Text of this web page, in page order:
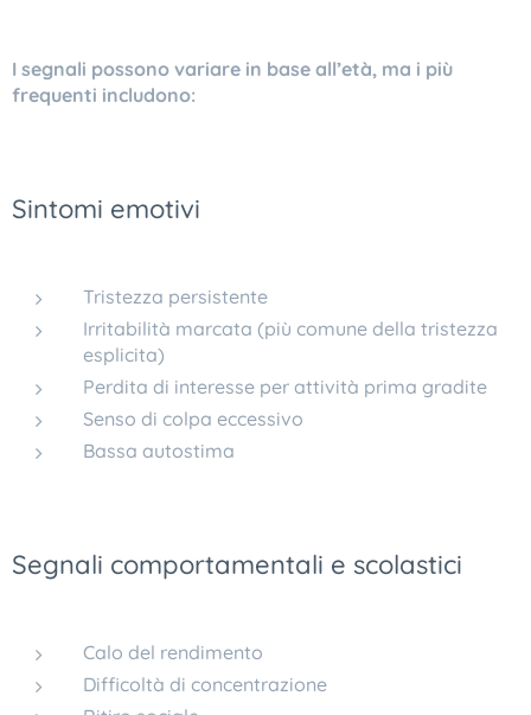
I segnali possono variare in base all’età, ma i più
frequenti includono:
Sintomi emotivi
Tristezza persistente
Irritabilità marcata (più comune della tristezza
esplicita)
Perdita di interesse per attività prima gradite
Senso di colpa eccessivo
Bassa autostima
Segnali comportamentali e scolastici
Calo del rendimento
Difficoltà di concentrazione